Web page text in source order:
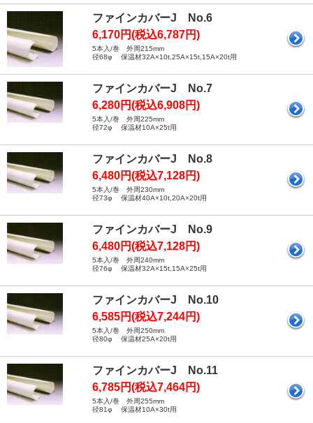
ファインカバーJ No.6
6,170円(税込6,787円)
5本入/巻 外周215mm
径68φ 保温材32A×10t,25A×15t,15A×20t用
ファインカバーJ No.7
6,280円(税込6,908円)
5本入/巻 外周225mm
径72φ 保温材10A×25t用
ファインカバーJ No.8
6,480円(税込7,128円)
5本入/巻 外周230mm
径73φ 保温材40A×10t,20A×20t用
ファインカバーJ No.9
6,480円(税込7,128円)
5本入/巻 外周240mm
径76φ 保温材32A×15t,15A×25t用
ファインカバーJ No.10
6,585円(税込7,244円)
5本入/巻 外周250mm
径80φ 保温材25A×20t用
ファインカバーJ No.11
6,785円(税込7,464円)
5本入/巻 外周255mm
径81φ 保温材10A×30t用